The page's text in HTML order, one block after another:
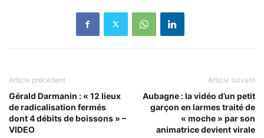
Article précédent
Gérald Darmanin : « 12 lieux
de radicalisation fermés
dont 4 débits de boissons » –
VIDEO
Article suivant
Aubagne : la vidéo d’un petit
garçon en larmes traité de
« moche » par son
animatrice devient virale